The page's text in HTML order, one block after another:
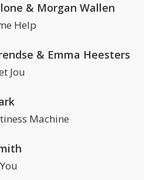
& Morgan Wallen
Help
& Emma Heesters
Jou
Machine